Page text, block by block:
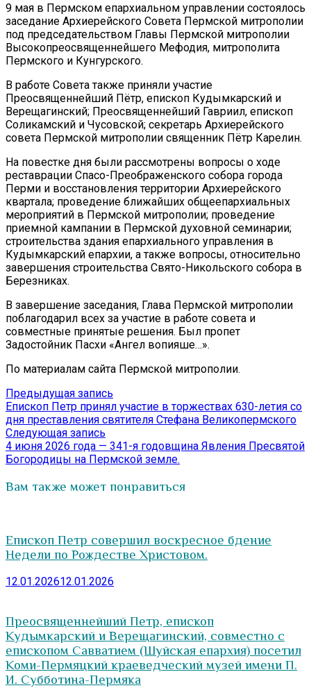
9 мая в Пермском епархиальном управлении состоялось
заседание Архиерейского Совета Пермской митрополии
под председательством Главы Пермской митрополии
Высокопреосвященнейшего Мефодия, митрополита
Пермского и Кунгурского.
В работе Совета также приняли участие
Преосвященнейший Пётр, епископ Кудымкарский и
Верещагинский; Преосвященнейший Гавриил, епископ
Соликамский и Чусовской; секретарь Архиерейского
совета Пермской митрополии священник Пётр Карелин.
На повестке дня были рассмотрены вопросы о ходе
реставрации Спасо-Преображенского собора города
Перми и восстановления территории Архиерейского
квартала; проведение ближайших общеепархиальных
мероприятий в Пермской митрополии; проведение
приемной кампании в Пермской духовной семинарии;
строительства здания епархиального управления в
Кудымкарский епархии, а также вопросы, относительно
завершения строительства Свято-Никольского собора в
Березниках.
В завершение заседания, Глава Пермской митрополии
поблагодарил всех за участие в работе совета и
совместные принятые решения. Был пропет
Задостойник Пасхи «Ангел вопияше…».
По материалам сайта Пермской митрополии.
Навигация
по
записям
Предыдущая запись
запись:
Епископ Петр принял участие в торжествах 630-летия со
дня преставления святителя Стефана Великопермского
Следующая запись
запись:
4 июня 2026 года — 341-я годовщина Явления Пресвятой
Богородицы на Пермской земле.
Вам также может понравиться
Епископ Петр совершил воскресное бдение
Недели по Рождестве Христовом.
12.01.202612.01.2026
Преосвященнейший Петр, епископ
Кудымкарский и Верещагинский, совместно с
епископом Савватием (Шуйская епархия) посетил
Коми-Пермяцкий краеведческий музей имени П.
И. Субботина-Пермяка